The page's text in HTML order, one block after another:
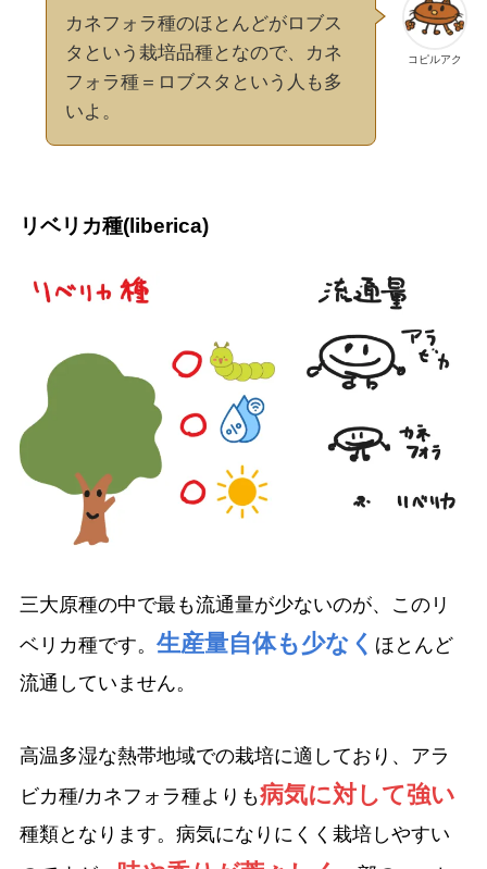
コピルアク
カネフォラ種のほとんどがロブス
タという栽培品種となので、カネ
フォラ種＝ロブスタという人も多
いよ。
リベリカ種(liberica)
三大原種の中で最も流通量が少ないのが、このリ
ベリカ種です。 生産量自体も少なく ほとんど
流通していません。
高温多湿な熱帯地域での栽培に適しており、アラ
ビカ種/カネフォラ種よりも病気に対して強い
種類となります。病気になりにくく栽培しやすい